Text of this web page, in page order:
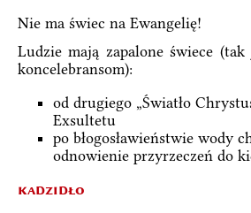
Nie ma świec na Ewangelię!
Ludzie mają zapalone świece
koncelebransom):
od drugiego „Światło
Exsultetu
po błogosławieństwie wody
odnowienie przyrzeczeń do
kadzidło